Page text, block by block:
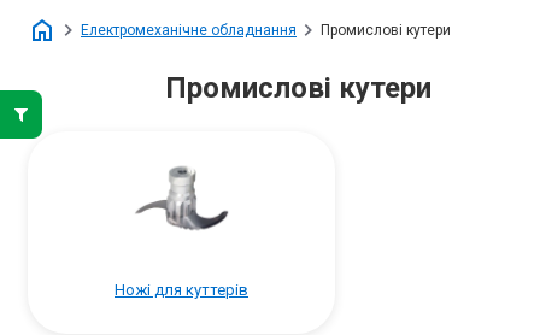
Електромеханічне обладнання Промислові кутери
Промислові кутери
Ножі для куттерів